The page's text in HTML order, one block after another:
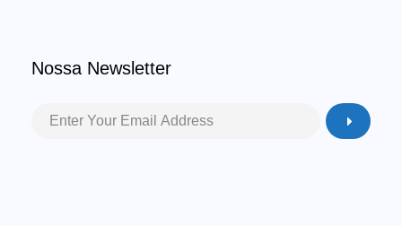
Nossa Newsletter